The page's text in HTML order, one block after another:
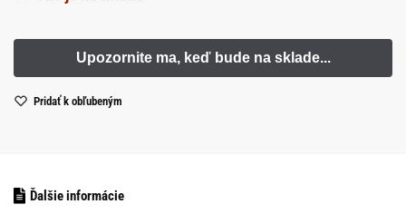
Pridať k obľubeným
Ďalšie informácie